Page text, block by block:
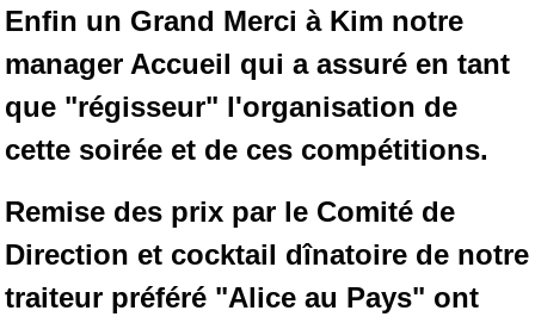
Enfin un Grand Merci à Kim notre
manager Accueil qui a assuré en tant
que "régisseur" l'organisation de
cette soirée et de ces compétitions.
Remise des prix par le Comité de
Direction et cocktail dînatoire de notre
traiteur préféré "Alice au Pays" ont